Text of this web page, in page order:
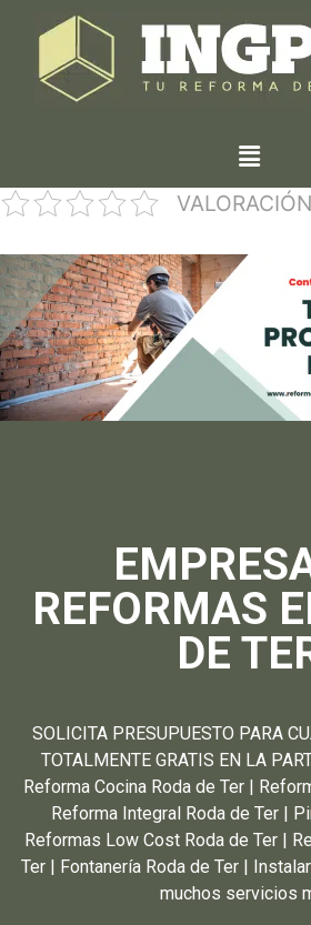
REFORMAS
DE
SOLICITA PRESUPUESTO PARA
TOTALMENTE GRATIS EN LA
Reforma Cocina Roda de Ter |
Reforma Integral Roda de Ter |
Reformas Low Cost Roda de Ter |
Ter | Fontanería Roda de Ter |
muchos servicios